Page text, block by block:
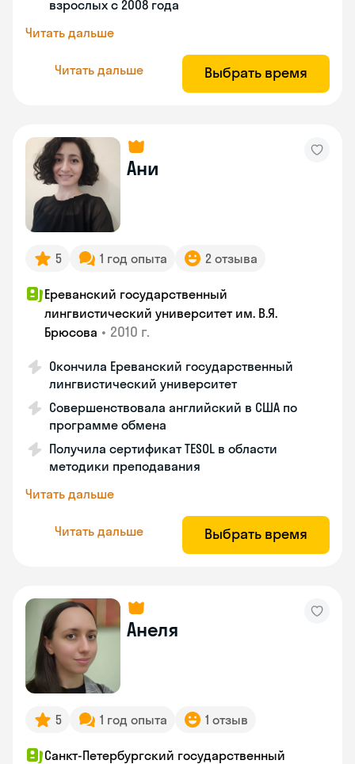
взрослых с 2008 года
Читать дальше
Читать дальше Выбрать время
Ани
5 1 год опыта 2 отзыва
Ереванский государственный
лингвистический университет им. В.Я.
Брюсова • 2010 г.
Окончила Ереванский государственный
лингвистический университет
Совершенствовала английский в США по
программе обмена
Получила сертификат TESOL в области
методики преподавания
Читать дальше
Читать дальше Выбрать время
Анеля
5 1 год опыта 1 отзыв
Санкт-Петербургский государственный